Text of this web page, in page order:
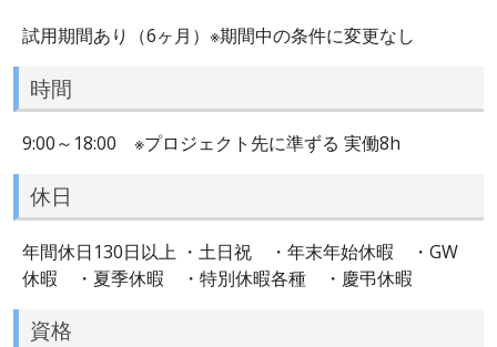
試用期間あり（6ヶ月）※期間中の条件に変更なし
時間
9:00～18:00 ※プロジェクト先に準ずる 実働8h
休日
年間休日130日以上 ・土日祝 ・年末年始休暇 ・GW
休暇 ・夏季休暇 ・特別休暇各種 ・慶弔休暇
資格